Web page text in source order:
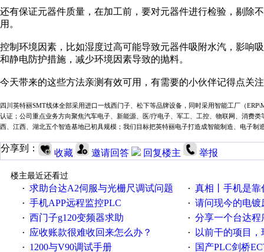
还有保证元器件质量 ， 在加工前，要对元器件进行检验，剔除
用。
控制环境因素 ， 比如湿度过高可能导致元器件吸附水汽，影响
和静电防护措施，减少环境因素导致的抛料。
今天带来的这些方法亲测有效可用，有需要的小伙伴记得点关
四川 英特丽SMT线体全部采用进口一线西门子、松下等品牌设备，同时采用智能工厂（
认证；公司重点业务方向聚焦汽车电子、新能源、医/疗电子、军工、工控、物联网、消费
西、 江西 、湖北五个智造基地已初具规模；我们目标把英特丽电子打造成智能制造、电子制
分享到： 收藏 邀请回答 回复楼主 举报
楼主最近还看过
· 求助台达A2伺服与光栅尺调试问题 · 真相丨手机是靠什么震
· 手机APP远程监控PLC · 请问现今的电镀废水
· 西门子g120变频器求助 · 分享一个台达程
· 应收账款很难收回来怎么办？ · 以前干的项目，现在不
· 1200与V90调试手册 · 国产PLC剑桥